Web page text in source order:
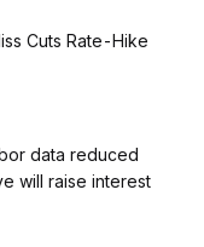
Cuts Rate-Hike
data reduced
will raise interest